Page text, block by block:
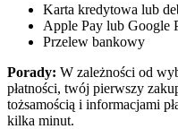
Karta kredytowa lub
Apple Pay lub Google
Przelew bankowy
Porady: W zależności od
płatności, twój pierwszy
tożsamością i informacjami
kilka minut.